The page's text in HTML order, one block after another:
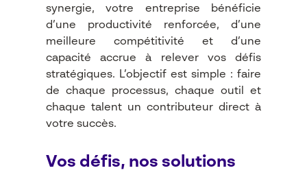
synergie, votre entreprise bénéficie
d’une productivité renforcée, d’une
meilleure compétitivité et d’une
capacité accrue à relever vos défis
stratégiques. L’objectif est simple : faire
de chaque processus, chaque outil et
chaque talent un contributeur direct à
votre succès.
Vos défis, nos solutions